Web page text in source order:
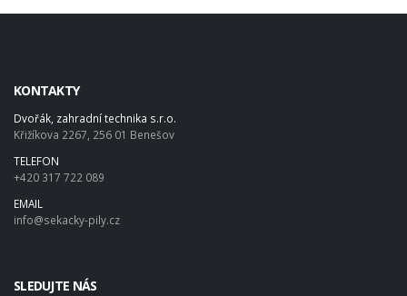
KONTAKTY
Dvořák, zahradní technika s.r.o.
Křižíkova 2267, 256 01 Benešov
TELEFON
+420 317 722 089
EMAIL
info@sekacky-pily.cz
SLEDUJTE NÁS